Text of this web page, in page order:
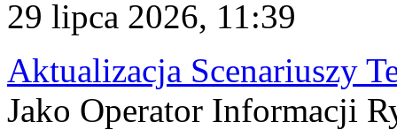
29 lipca 2026, 11:39
Aktualizacja Scenariuszy
Jako Operator Informacji